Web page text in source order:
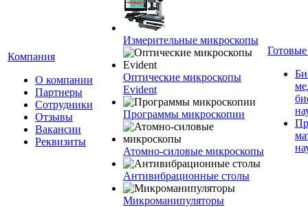
Компания
О компании
Партнеры
Сотрудники
Отзывы
Вакансии
Реквизиты
Измерительные микроскопы
Оптические микроскопы
Evident
Программы микроскопии
Атомно-силовые микроскопы
Антивибрационные столы
Микроманипуляторы